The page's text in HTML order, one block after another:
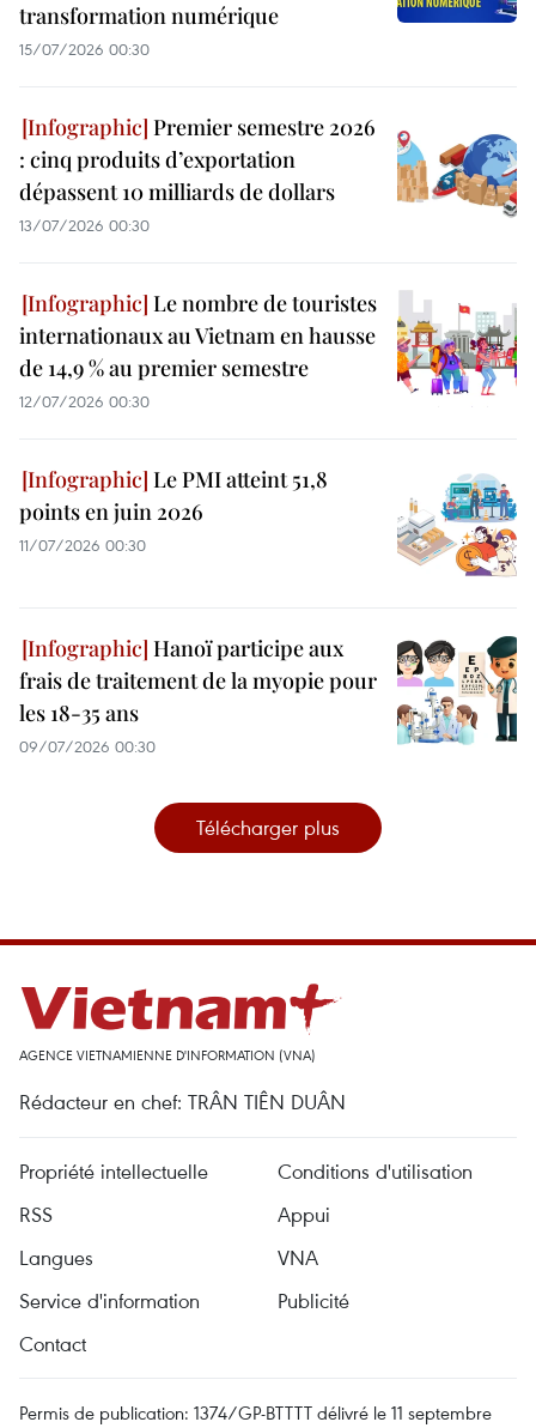
transformation numérique
15/07/2026 00:30
Premier semestre 2026
: cinq produits d’exportation
dépassent 10 milliards de dollars
13/07/2026 00:30
Le nombre de touristes
internationaux au Vietnam en hausse
de 14,9 % au premier semestre
12/07/2026 00:30
Le PMI atteint 51,8
points en juin 2026
11/07/2026 00:30
Hanoï participe aux
frais de traitement de la myopie pour
les 18-35 ans
09/07/2026 00:30
Télécharger plus
AGENCE VIETNAMIENNE D'INFORMATION (VNA)
Rédacteur en chef: TRÂN TIÊN DUÂN
Propriété intellectuelle
Conditions d'utilisation
RSS
Appui
Langues
VNA
Service d'information
Publicité
Contact
Permis de publication: 1374/GP-BTTTT délivré le 11 septembre